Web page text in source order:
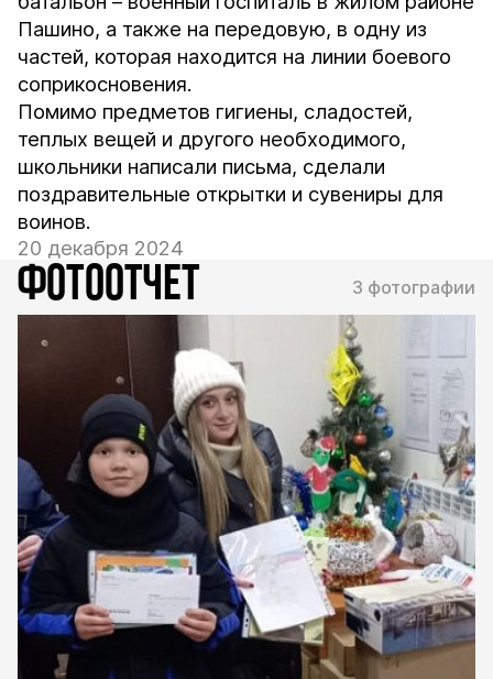
Пашино, а также на передовую, в одну из
частей, которая находится на линии боевого
соприкосновения.
Помимо предметов гигиены, сладостей,
теплых вещей и другого необходимого,
школьники написали письма, сделали
поздравительные открытки и сувениры для
воинов.
20 декабря 2024
ФОТООТЧЕТ 3 фотографии